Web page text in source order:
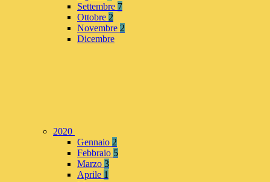
Settembre 7
Ottobre 2
Novembre 2
Dicembre
2020
Gennaio 2
Febbraio 5
Marzo 3
Aprile 1